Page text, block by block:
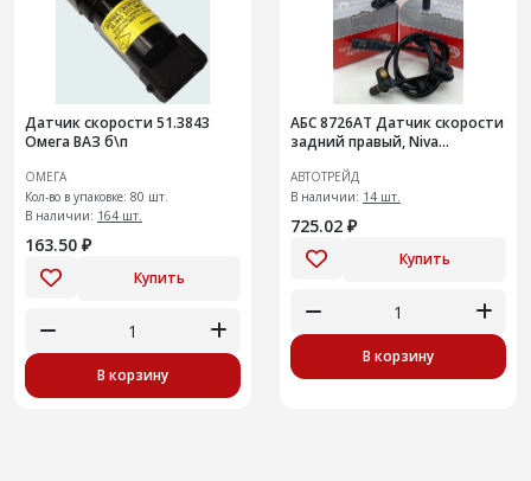
Датчик скорости 51.3843
Омега ВАЗ б\п
ОМЕГА
Кол-во в упаковке: 80 шт.
В наличии: 164 шт.
163.50 ₽
Купить
В корзину
АБС 8726АТ Датчик скорости
задний правый, Niva
АВТОТРЕЙД
В наличии: 14 шт.
725.02 ₽
Купить
В корзину